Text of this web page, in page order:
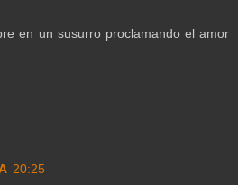
en un susurro proclamando el amor
20:25